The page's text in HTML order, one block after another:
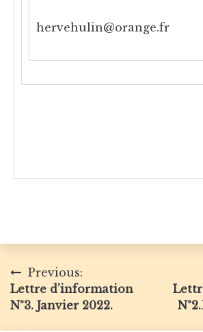
hervehulin@orange.fr
Navigation
de
Previous:
Lettre d’information
N°3. Janvier 2022.